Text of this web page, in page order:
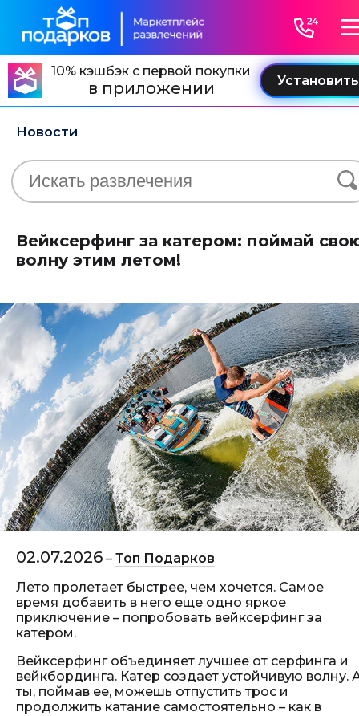
10% кэшбэк с первой покупки
в приложении
Новости
Вейксерфинг за катером: поймай
волну этим летом!
02.07.2026 – Топ Подарков
Лето пролетает быстрее, чем хочется. Самое
время добавить в него еще одно яркое
приключение – попробовать вейксерфинг за
катером.
Вейксерфинг объединяет лучшее от серфинга и
вейкбординга. Катер создает устойчивую волну.
ты, поймав ее, можешь отпустить трос и
продолжить катание самостоятельно – как в